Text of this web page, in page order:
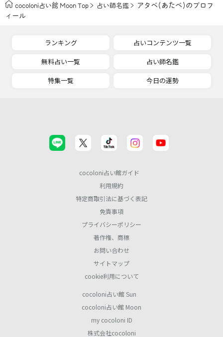
cocoloni占い館 Moon Top 占い師名鑑
アタベ(あたべ)のプロフ
ィール
ランキング
占いコンテンツ一覧
無料占い一覧
占い師名鑑
特集一覧
今日の運勢
cocoloni占い館ガイド
利用規約
特定商取引法に基づく表記
免責事項
プライバシーポリシー
著作権、商標
お問い合わせ
サイトマップ
cookie利用について
cocoloni占い館 Sun
cocoloni占い館 Moon
my cocoloni ID
株式会社cocoloni